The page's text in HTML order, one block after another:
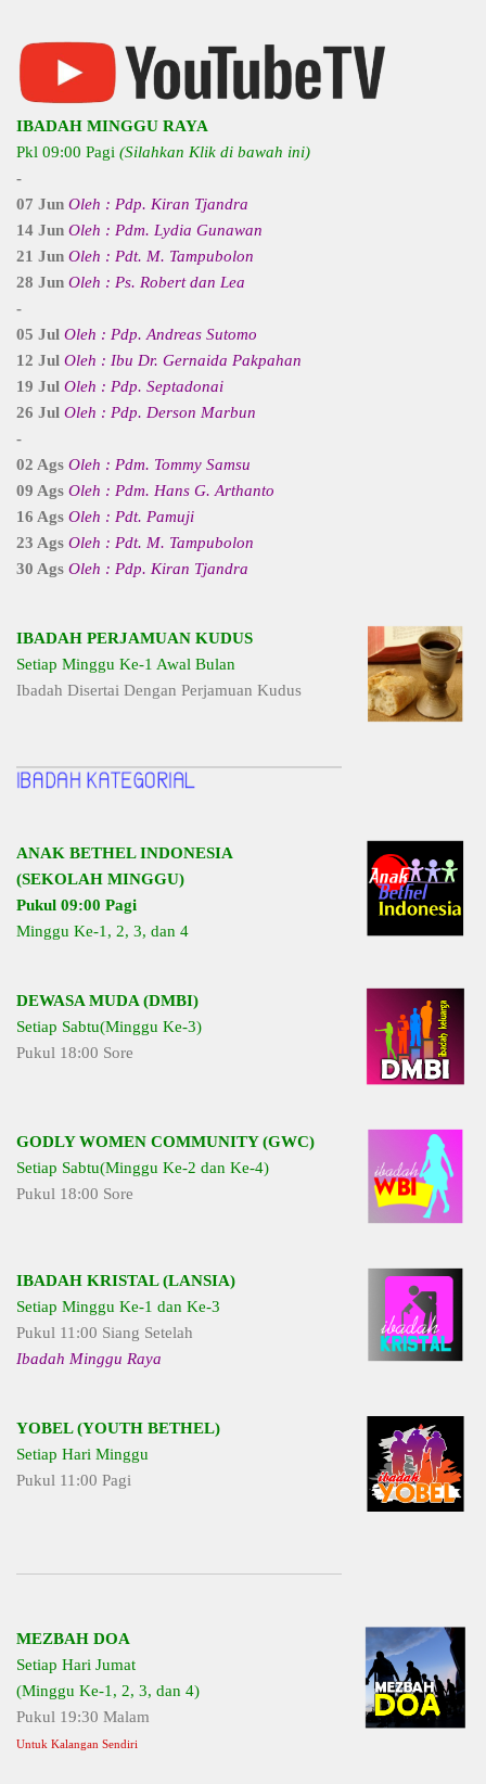
IBADAH MINGGU RAYA
Pkl 09:00 Pagi (Silahkan Klik di bawah ini)
-
07 Jun Oleh : Pdp. Kiran Tjandra
14 Jun Oleh : Pdm. Lydia Gunawan
21 Jun Oleh : Pdt. M. Tampubolon
28 Jun Oleh : Ps. Robert dan Lea
-
05 Jul Oleh : Pdp. Andreas Sutomo
12 Jul Oleh : Ibu Dr. Gernaida Pakpahan
19 Jul Oleh : Pdp. Septadonai
26 Jul Oleh : Pdp. Derson Marbun
-
02 Ags Oleh : Pdm. Tommy Samsu
09 Ags Oleh : Pdm. Hans G. Arthanto
16 Ags Oleh : Pdt. Pamuji
23 Ags Oleh : Pdt. M. Tampubolon
30 Ags Oleh : Pdp. Kiran Tjandra
IBADAH PERJAMUAN KUDUS
Setiap Minggu Ke-1 Awal Bulan
Ibadah Disertai Dengan Perjamuan Kudus
ANAK BETHEL INDONESIA
(SEKOLAH MINGGU)
Pukul 09:00 Pagi
Minggu Ke-1, 2, 3, dan 4
DEWASA MUDA (DMBI)
Setiap Sabtu(Minggu Ke-3)
Pukul 18:00 Sore
GODLY WOMEN COMMUNITY (GWC)
Setiap Sabtu(Minggu Ke-2 dan Ke-4)
Pukul 18:00 Sore
IBADAH KRISTAL (LANSIA)
Setiap Minggu Ke-1 dan Ke-3
Pukul 11:00 Siang Setelah
Ibadah Minggu Raya
YOBEL (YOUTH BETHEL)
Setiap Hari Minggu
Pukul 11:00 Pagi
MEZBAH DOA
Setiap Hari Jumat
(Minggu Ke-1, 2, 3, dan 4)
Pukul 19:30 Malam
Untuk Kalangan Sendiri